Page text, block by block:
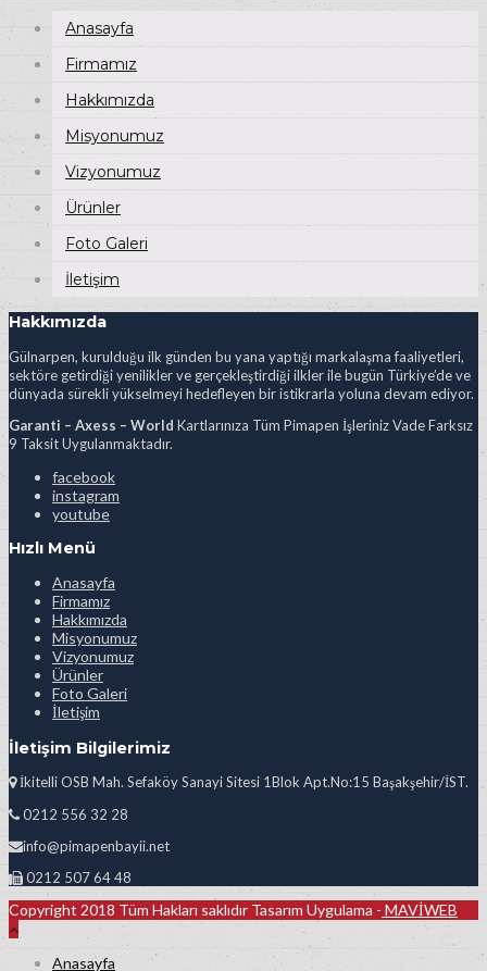
Anasayfa
Firmamız
Hakkımızda
Misyonumuz
Vizyonumuz
Ürünler
Foto Galeri
İletişim
Hakkımızda
Gülnarpen, kurulduğu ilk günden bu yana yaptığı markalaşma faaliyetleri,
sektöre getirdiği yenilikler ve gerçekleştirdiği ilkler ile bugün Türkiye’de ve
dünyada sürekli yükselmeyi hedefleyen bir istikrarla yoluna devam ediyor.
Garanti – Axess – World Kartlarınıza Tüm Pimapen İşleriniz Vade Farksız
9 Taksit Uygulanmaktadır.
facebook
instagram
youtube
Hızlı Menü
Anasayfa
Firmamız
Hakkımızda
Misyonumuz
Vizyonumuz
Ürünler
Foto Galeri
İletişim
İletişim Bilgilerimiz
İkitelli OSB Mah. Sefaköy Sanayi Sitesi 1Blok Apt.No:15 Başakşehir/İST.
0212 556 32 28
info@pimapenbayii.net
0212 507 64 48
Copyright 2018 Tüm Hakları saklıdır Tasarım Uygulama - MAVİWEB
Anasayfa